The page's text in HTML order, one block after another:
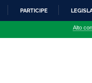
PARTICIPE
Alto